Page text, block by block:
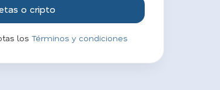
o cripto
los Términos y condiciones